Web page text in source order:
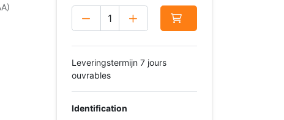
Leveringstermijn 7 jours
ouvrables
Identification